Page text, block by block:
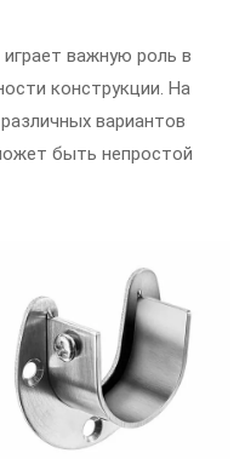
важную роль в
конструкции. На
вариантов
быть непростой